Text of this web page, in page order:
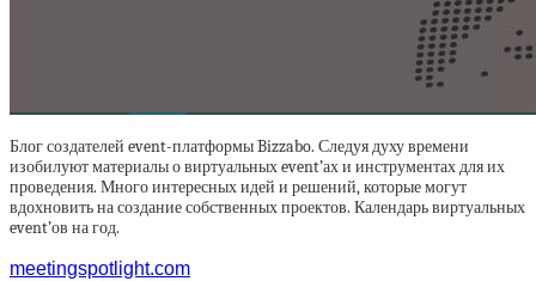
Блог создателей event-платформы Bizzabo. Следуя духу времени
изобилуют материалы о виртуальных event’ах и инструментах для их
проведения. Много интересных идей и решений, которые могут
вдохновить на создание собственных проектов. Календарь виртуальных
event’ов на год.
meetingspotlight.com